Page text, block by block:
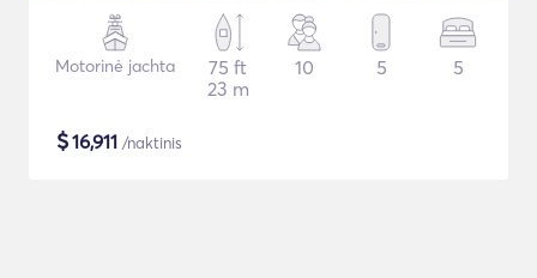
Motorinė jachta
75 ft
23 m
10 5 5
$16,911 /naktinis